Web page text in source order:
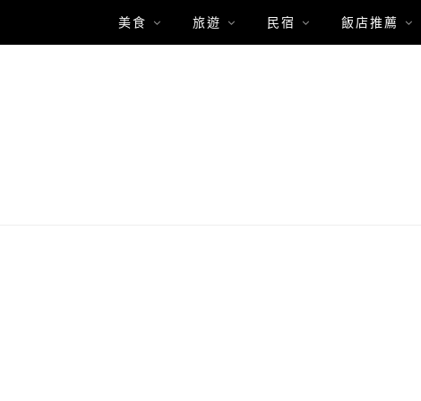
美食 旅遊 民宿 飯店推薦